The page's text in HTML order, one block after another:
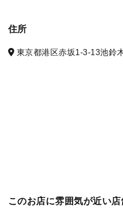
住所
東京都港区赤坂1-3-13池鈴
このお店に雰囲気が近い店